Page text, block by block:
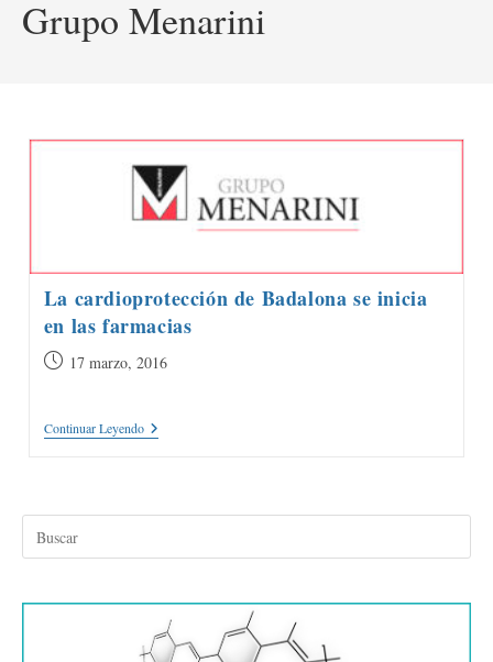
Grupo Menarini
La cardioprotección de Badalona se inicia
en las farmacias
Publicación
entrada:
17 marzo, 2016
Continuar LeyendoLa
Cardioprotección
Inicia